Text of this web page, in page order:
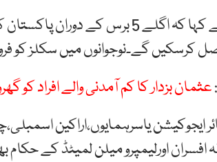
کرسکیں گے۔نوجوانوں میں سکلز کو
عثمان بزدار کا کم آمدنی والے افراد کو گھروں کی فراہمی
ایجوکیشن یاسرہمایوں،اراکین
افسران اورلیمپرو میلن لمیٹڈ کے